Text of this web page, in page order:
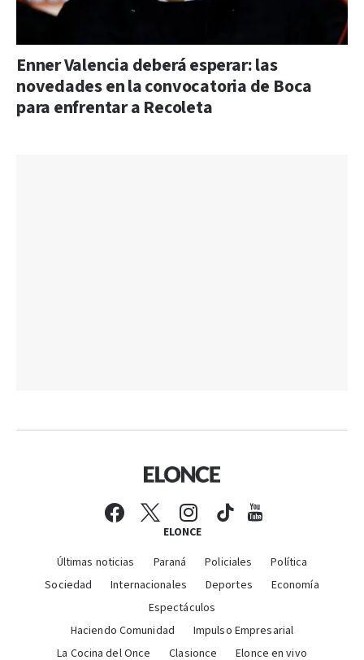
Enner Valencia deberá esperar: las
novedades en la convocatoria de Boca
para enfrentar a Recoleta
ELONCE
Últimas noticias Paraná Policiales
Política
Sociedad
Internacionales Deportes
Economía
Espectáculos
Haciendo Comunidad
Impulso Empresarial
La Cocina del Once
Clasionce Elonce en vivo